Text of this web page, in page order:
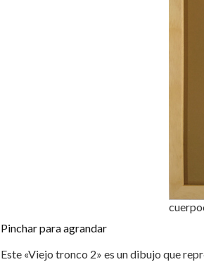
Pinchar para agrandar
Este «Viejo tronco 2» es un dibujo que